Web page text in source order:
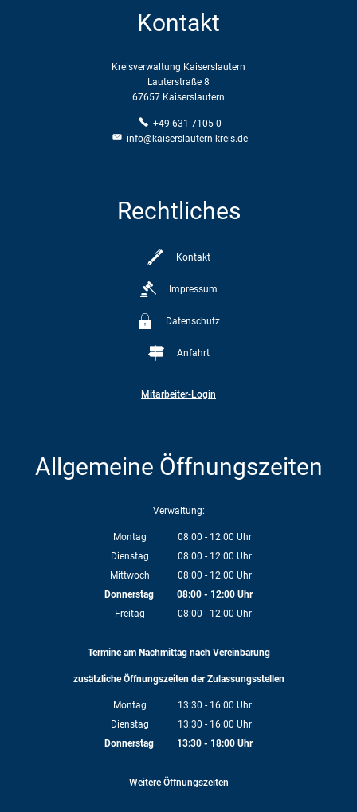
Kontakt
Kreisverwaltung Kaiserslautern
Lauterstraße 8
67657 Kaiserslautern
+49 631 7105-0
info@kaiserslautern-kreis.de
Rechtliches
Kontakt
Impressum
Datenschutz
Anfahrt
Mitarbeiter-Login
Allgemeine Öffnungszeiten
Verwaltung:
Montag 08:00 - 12:00 Uhr
Von 08:00 bis 12:00 Uhr
Dienstag 08:00 - 12:00 Uhr
Von 08:00 bis 12:00 Uhr
Mittwoch 08:00 - 12:00 Uhr
Von 08:00 bis 12:00 Uhr
Donnerstag 08:00- 12:00Uhr
Von 08:00 bis 12:00 Uhr
Freitag 08:00 - 12:00 Uhr
Termine am Nachmittag nach Vereinbarung
zusätzliche Öffnungszeiten der Zulassungsstellen
Montag 13:30 - 16:00 Uhr
Von 13:30 bis 16:00 Uhr
Dienstag 13:30 - 16:00 Uhr
Von 13:30 bis 16:00 Uhr
Donnerstag 13:30- 18:00Uhr
Weitere Öffnungszeiten